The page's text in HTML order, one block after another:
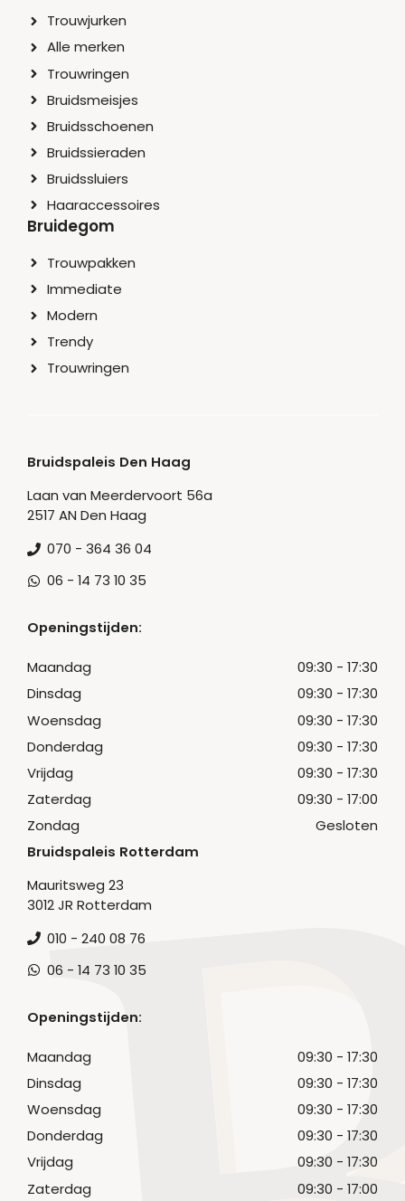
Trouwjurken
Alle merken
Trouwringen
Bruidsmeisjes
Bruidsschoenen
Bruidssieraden
Bruidssluiers
Haaraccessoires
Bruidegom
Trouwpakken
Immediate
Modern
Trendy
Trouwringen
Bruidspaleis Den Haag
Laan van Meerdervoort 56a
2517 AN Den Haag
070 - 364 36 04
06 - 14 73 10 35
Openingstijden:
Maandag
09:30 - 17:30
Dinsdag
09:30 - 17:30
Woensdag
09:30 - 17:30
Donderdag
09:30 - 17:30
Vrijdag
09:30 - 17:30
Zaterdag
09:30 - 17:00
Zondag
Gesloten
Bruidspaleis Rotterdam
Mauritsweg 23
3012 JR Rotterdam
010 - 240 08 76
06 - 14 73 10 35
Openingstijden:
Maandag
09:30 - 17:30
Dinsdag
09:30 - 17:30
Woensdag
09:30 - 17:30
Donderdag
09:30 - 17:30
Vrijdag
09:30 - 17:30
Zaterdag
09:30 - 17:00